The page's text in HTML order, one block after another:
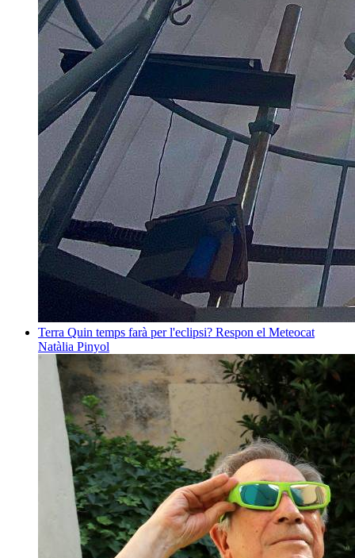
Terra Quin temps farà per l'eclipsi? Respon el Meteocat
Natàlia Pinyol